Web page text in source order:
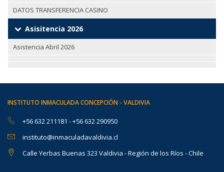
DATOS TRANSFERENCIA CASINO
Asisitencia 2026
Asistencia Abril 2026
INSTITUTO INMACULADA CONCEPCIÓN - VALDIVIA
+56 632 211181 -+56 632 290950
instituto@inmaculadavaldivia.cl
Calle Yerbas Buenas 323 Valdivia - Región de los Ríos - Chile